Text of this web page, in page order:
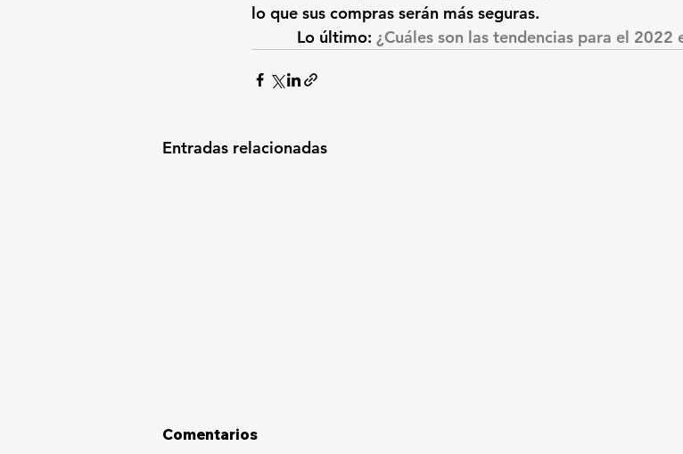
lo que sus compras serán más seguras.
Lo último: ¿Cuáles son las tendencias para el
Entradas relacionadas
Comentarios